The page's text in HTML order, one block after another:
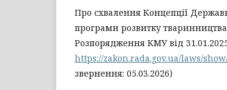
Про схвалення Концепції
програми розвитку
Розпорядження КМУ від
https://zakon.rada.gov.ua/laws/
звернення: 05.03.2026)